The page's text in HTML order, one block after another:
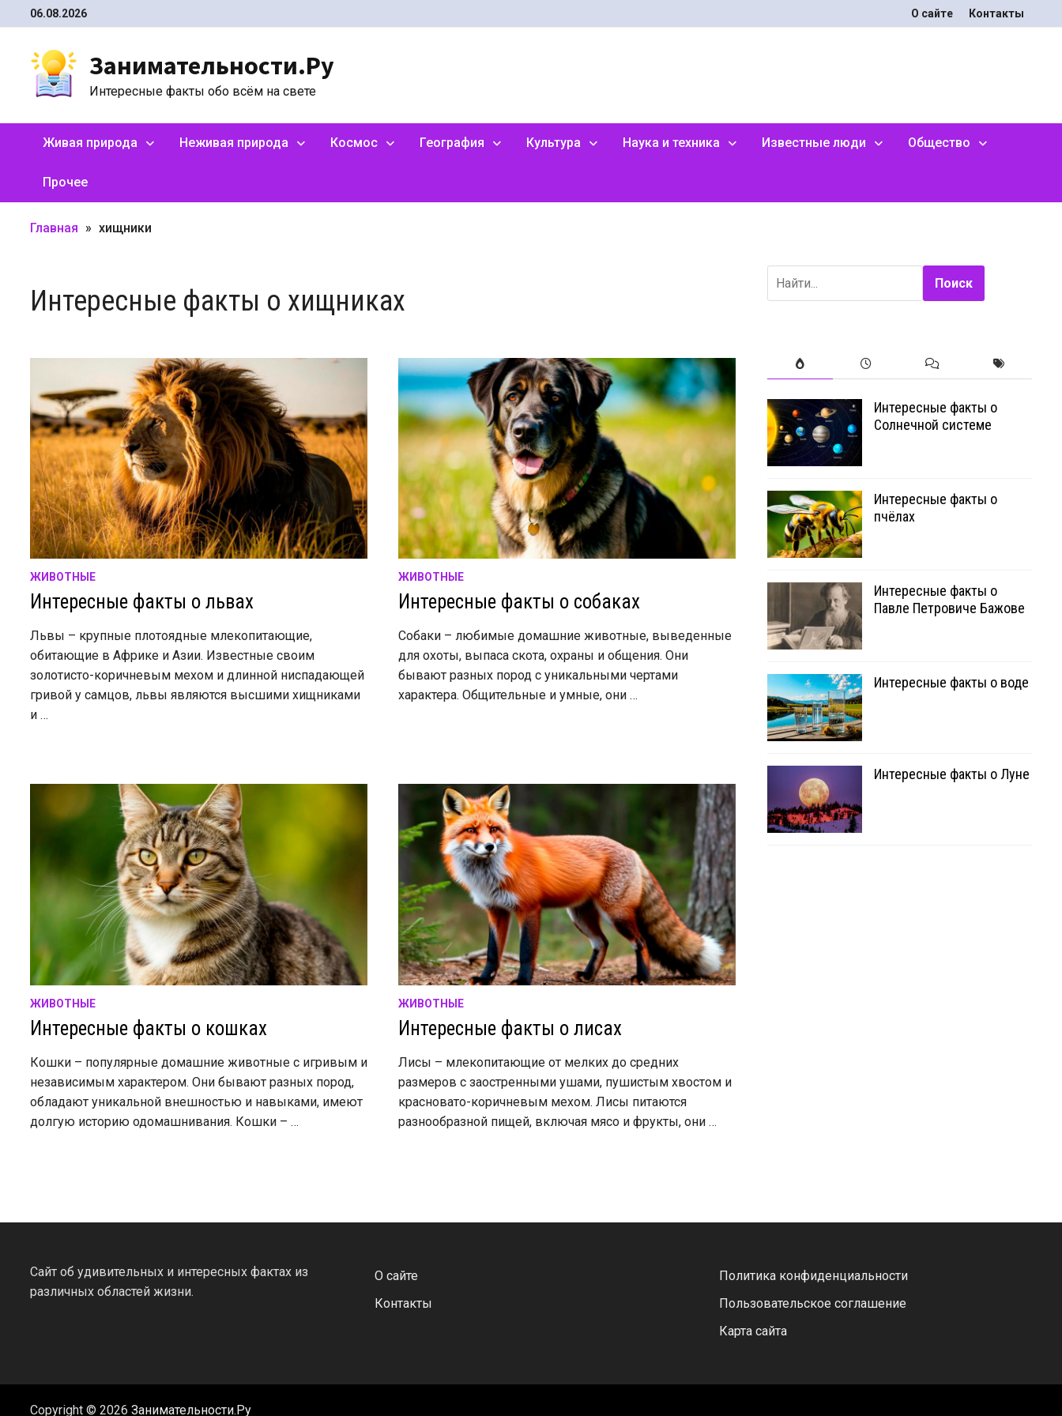
Перейти
к
содержимому
06.08.2026 О сайте Контакты
Занимательности.Ру
Интересные факты обо всём на свете
Живая природа Неживая природа Космос География Культура Наука и техника Известные люди Общество
Прочее
Главная » хищники
Интересные факты о хищниках
ЖИВОТНЫЕ
Интересные факты о львах
Львы – крупные плотоядные млекопитающие,
обитающие в Африке и Азии. Известные своим
золотисто-коричневым мехом и длинной ниспадающей
гривой у самцов, львы являются высшими хищниками
и …
ЖИВОТНЫЕ
Интересные факты о собаках
Собаки – любимые домашние животные, выведенные
для охоты, выпаса скота, охраны и общения. Они
бывают разных пород с уникальными чертами
характера. Общительные и умные, они …
ЖИВОТНЫЕ
Интересные факты о кошках
Кошки – популярные домашние животные с игривым и
независимым характером. Они бывают разных пород,
обладают уникальной внешностью и навыками, имеют
долгую историю одомашнивания. Кошки – …
ЖИВОТНЫЕ
Интересные факты о лисах
Лисы – млекопитающие от мелких до средних
размеров с заостренными ушами, пушистым хвостом и
красновато-коричневым мехом. Лисы питаются
разнообразной пищей, включая мясо и фрукты, они …
Поиск
Интересные факты о
Солнечной системе
Интересные факты о
пчёлах
Интересные факты о
Павле Петровиче Бажове
Интересные факты о воде
Интересные факты о Луне
Сайт об удивительных и интересных фактах из
различных областей жизни.
О сайте
Контакты
Политика конфиденциальности
Пользовательское соглашение
Карта сайта
Copyright © 2026Занимательности.Ру